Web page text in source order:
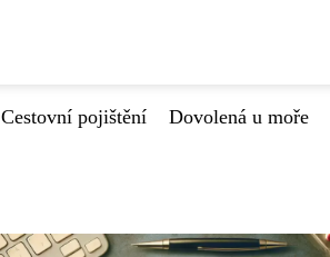
Cestovní pojištění Dovolená u moře